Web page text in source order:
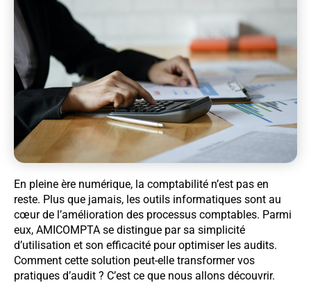
En pleine ère numérique, la comptabilité n’est pas en
reste. Plus que jamais, les outils informatiques sont au
cœur de l’amélioration des processus comptables. Parmi
eux, AMICOMPTA se distingue par sa simplicité
d’utilisation et son efficacité pour optimiser les audits.
Comment cette solution peut-elle transformer vos
pratiques d’audit ? C’est ce que nous allons découvrir.